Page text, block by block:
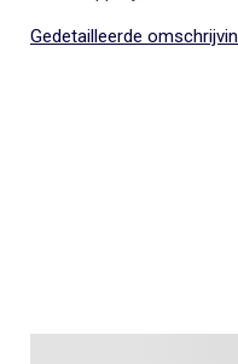
Gedetailleerde